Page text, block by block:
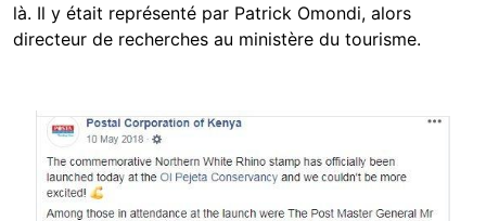
là. Il y était représenté par Patrick Omondi, alors
directeur de recherches au ministère du tourisme.
Image